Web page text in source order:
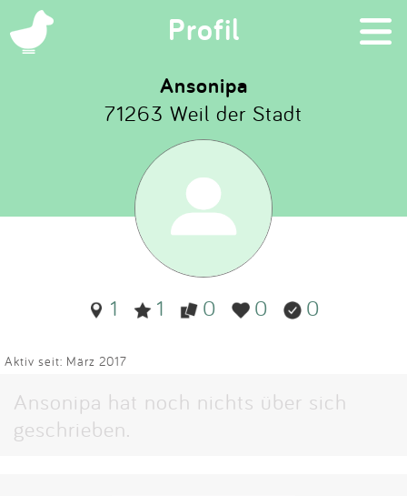
Profil ×
Suchen
Eintragen
App
Blog
Partner
Impressum
Ansonipa
71263 Weil der Stadt
1 1 0 0 0
Aktiv seit: März 2017
Ansonipa hat noch nichts über sich
geschrieben.